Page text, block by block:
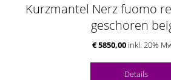
Kurzmantel Nerz fuomo
geschoren
€ 5850,00 inkl. 20%
Details